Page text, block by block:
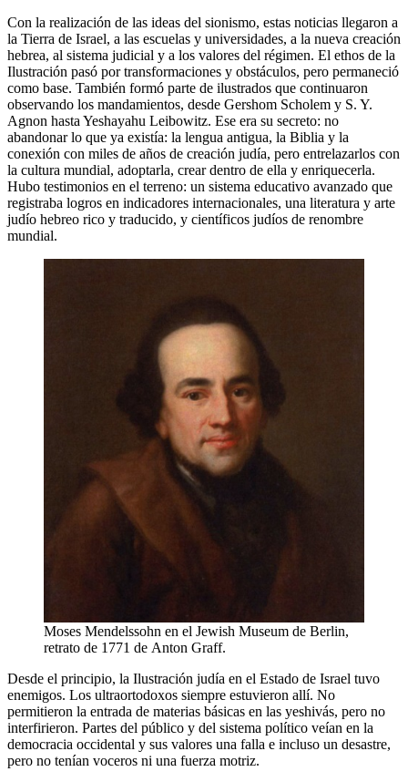
Con la realización de las ideas del sionismo, estas noticias llegaron a
la Tierra de Israel, a las escuelas y universidades, a la nueva creación
hebrea, al sistema judicial y a los valores del régimen. El ethos de la
Ilustración pasó por transformaciones y obstáculos, pero permaneció
como base. También formó parte de ilustrados que continuaron
observando los mandamientos, desde Gershom Scholem y S. Y.
Agnon hasta Yeshayahu Leibowitz. Ese era su secreto: no
abandonar lo que ya existía: la lengua antigua, la Biblia y la
conexión con miles de años de creación judía, pero entrelazarlos con
la cultura mundial, adoptarla, crear dentro de ella y enriquecerla.
Hubo testimonios en el terreno: un sistema educativo avanzado que
registraba logros en indicadores internacionales, una literatura y arte
judío hebreo rico y traducido, y científicos judíos de renombre
mundial.
Moses Mendelssohn en el Jewish Museum de Berlin,
retrato de 1771 de Anton Graff.
Desde el principio, la Ilustración judía en el Estado de Israel tuvo
enemigos. Los ultraortodoxos siempre estuvieron allí. No
permitieron la entrada de materias básicas en las yeshivás, pero no
interfirieron. Partes del público y del sistema político veían en la
democracia occidental y sus valores una falla e incluso un desastre,
pero no tenían voceros ni una fuerza motriz.